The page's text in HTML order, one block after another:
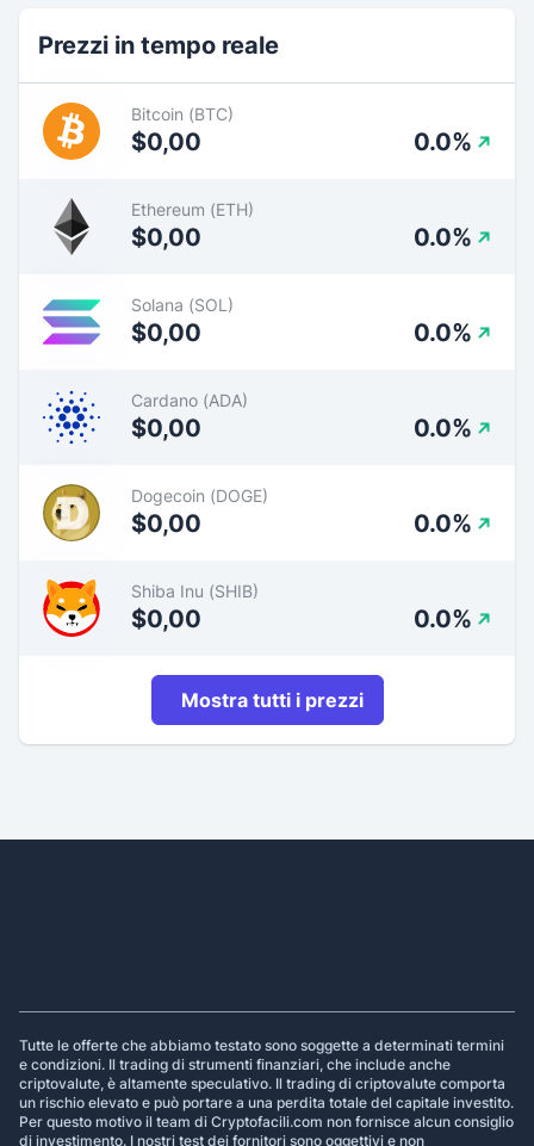
Prezzi in tempo reale
Bitcoin (BTC)
$0,00 0.0%
Ethereum (ETH)
$0,00 0.0%
Solana (SOL)
$0,00 0.0%
Cardano (ADA)
$0,00 0.0%
Dogecoin (DOGE)
$0,00 0.0%
Shiba Inu (SHIB)
$0,00 0.0%
Mostra tutti i prezzi
Tutte le offerte che abbiamo testato sono soggette a determinati termini
e condizioni. Il trading di strumenti finanziari, che include anche
criptovalute, è altamente speculativo. Il trading di criptovalute comporta
un rischio elevato e può portare a una perdita totale del capitale investito.
Per questo motivo il team di Cryptofacili.com non fornisce alcun consiglio
di investimento. I nostri test dei fornitori sono oggettivi e non